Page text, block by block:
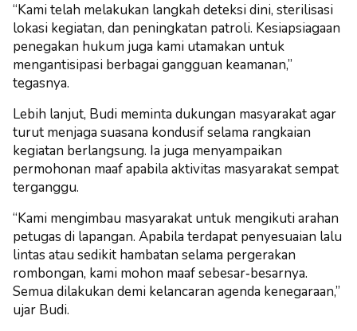
“Kami telah melakukan langkah deteksi dini, sterilisasi
lokasi kegiatan, dan peningkatan patroli. Kesiapsiagaan
penegakan hukum juga kami utamakan untuk
mengantisipasi berbagai gangguan keamanan,”
tegasnya.
Lebih lanjut, Budi meminta dukungan masyarakat agar
turut menjaga suasana kondusif selama rangkaian
kegiatan berlangsung. Ia juga menyampaikan
permohonan maaf apabila aktivitas masyarakat sempat
terganggu.
“Kami mengimbau masyarakat untuk mengikuti arahan
petugas di lapangan. Apabila terdapat penyesuaian lalu
lintas atau sedikit hambatan selama pergerakan
rombongan, kami mohon maaf sebesar‑besarnya.
Semua dilakukan demi kelancaran agenda kenegaraan,”
ujar Budi.